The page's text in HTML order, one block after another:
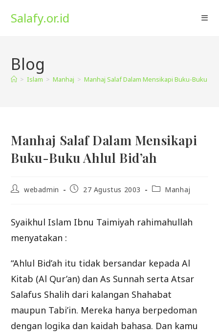
Salafy.or.id
Blog
> Islam > Manhaj > Manhaj Salaf Dalam Mensikapi Buku-Buku
Manhaj Salaf Dalam Mensikapi
Buku-Buku Ahlul Bid’ah
Postwebadmin
Post27 Agustus 2003
PostManhaj
Syaikhul Islam Ibnu Taimiyah rahimahullah
menyatakan :
“Ahlul Bid’ah itu tidak bersandar kepada Al
Kitab (Al Qur’an) dan As Sunnah serta Atsar
Salafus Shalih dari kalangan Shahabat
maupun Tabi’in. Mereka hanya berpedoman
dengan logika dan kaidah bahasa. Dan kamu